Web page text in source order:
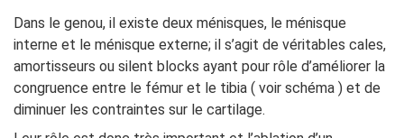
Dans le genou, il existe deux ménisques, le ménisque
interne et le ménisque externe; il s’agit de véritables cales,
amortisseurs ou silent blocks ayant pour rôle d’améliorer la
congruence entre le fémur et le tibia ( voir schéma ) et de
diminuer les contraintes sur le cartilage.